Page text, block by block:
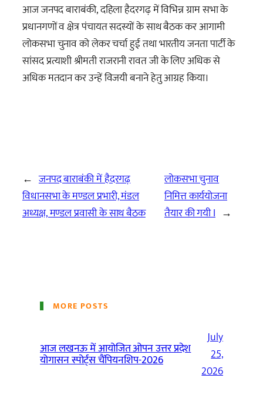
आज जनपद बाराबंकी, दहिला हैदरगढ़ में विभिन्न ग्राम सभा के
प्रधानगणों व क्षेत्र पंचायत सदस्यों के साथ बैठक कर आगामी
लोकसभा चुनाव को लेकर चर्चा हुई तथा भारतीय जनता पार्टी के
सांसद प्रत्याशी श्रीमती राजरानी रावत जी के लिए अधिक से
अधिक मतदान कर उन्हें विजयी बनाने हेतु आग्रह किया।
← जनपद बाराबंकी में हैदरगढ़
विधानसभा के मण्डल प्रभारी, मंडल
अध्यक्ष, मण्डल प्रवासी के साथ बैठक
लोकसभा चुनाव
निमित्त कार्ययोजना
तैयार की गयी I →
MORE POSTS
आज लखनऊ में आयोजित ओपन उत्तर प्रदेश
योगासन स्पोर्ट्स चैंपियनशिप-2026
July
25,
2026